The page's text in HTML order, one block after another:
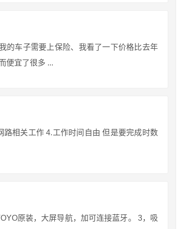
的车子需要上保险、我看了一下价格比去年
便宜了很多 ...
相关工作 4.工作时间自由 但是要完成时数
原装，大屏导航，加可连接蓝牙。 3，吸